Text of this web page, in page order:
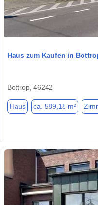
Haus zum Kaufen in
Bottrop, 46242
Haus ca. 589,18 m²